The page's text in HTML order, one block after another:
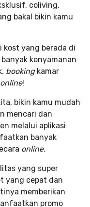
coliving,
bakal bikin kamu
kost yang berada di
kenyamanan
booking kamar
online!
bikin kamu mudah
mencari dan
melalui aplikasi
banyak
online.
yang super
yang cepat dan
memberikan
promo